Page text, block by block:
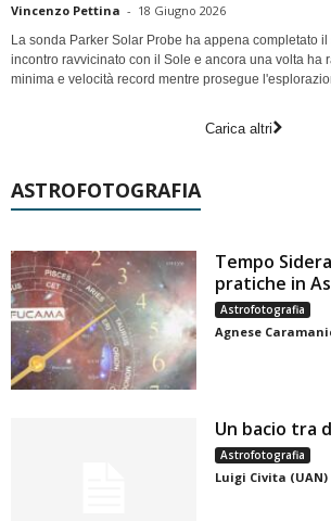
Vincenzo Pettina - 18 Giugno 2026
La sonda Parker Solar Probe ha appena completato
incontro ravvicinato con il Sole e ancora una volta ha
minima e velocità record mentre prosegue
Carica altri
ASTROFOTOGRAFIA
Tempo
pratiche in
Astrofotografia
Agnese
Un bacio tra
Astrofotografia
Luigi Civita (UAN)